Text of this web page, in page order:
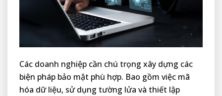
Các doanh nghiệp cần chú trọng xây dựng các
biện pháp bảo mật phù hợp. Bao gồm việc mã
hóa dữ liệu, sử dụng tường lửa và thiết lập